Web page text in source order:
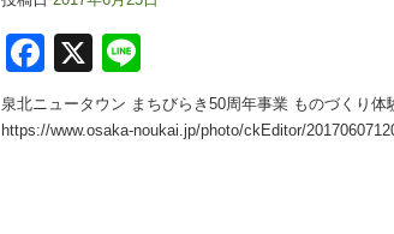
F
a
c
X
n
e
泉北ニュータウン まちびらき50周年事業 ものづくり
https://www.osaka-noukai.jp/photo/ckEditor/